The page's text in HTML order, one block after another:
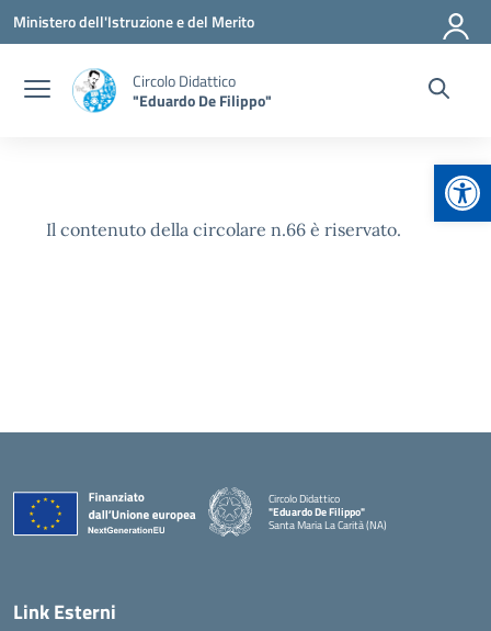
Vai ai contenuti
Vai al menu di navigazione
Vai al footer
Ministero dell'Istruzione e del Merito
Circolo Didattico
"Eduardo De Filippo"
Il contenuto della circolare n.66 è riservato.
Circolo Didattico
"Eduardo De Filippo"
Santa Maria La Carità (NA)
Link Esterni